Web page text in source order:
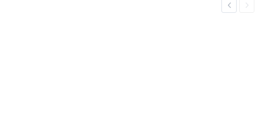
PreviousNext